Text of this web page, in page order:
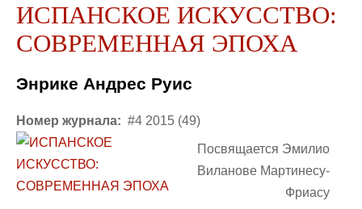
ИСПАНСКОЕ ИСКУССТВО:
СОВРЕМЕННАЯ ЭПОХА
Энрике Андрес Руис
Номер журнала: #4 2015 (49)
Посвящается Эмилио
Виланове Мартинесу-
Фриасу